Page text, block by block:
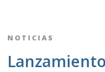
NOTICIAS